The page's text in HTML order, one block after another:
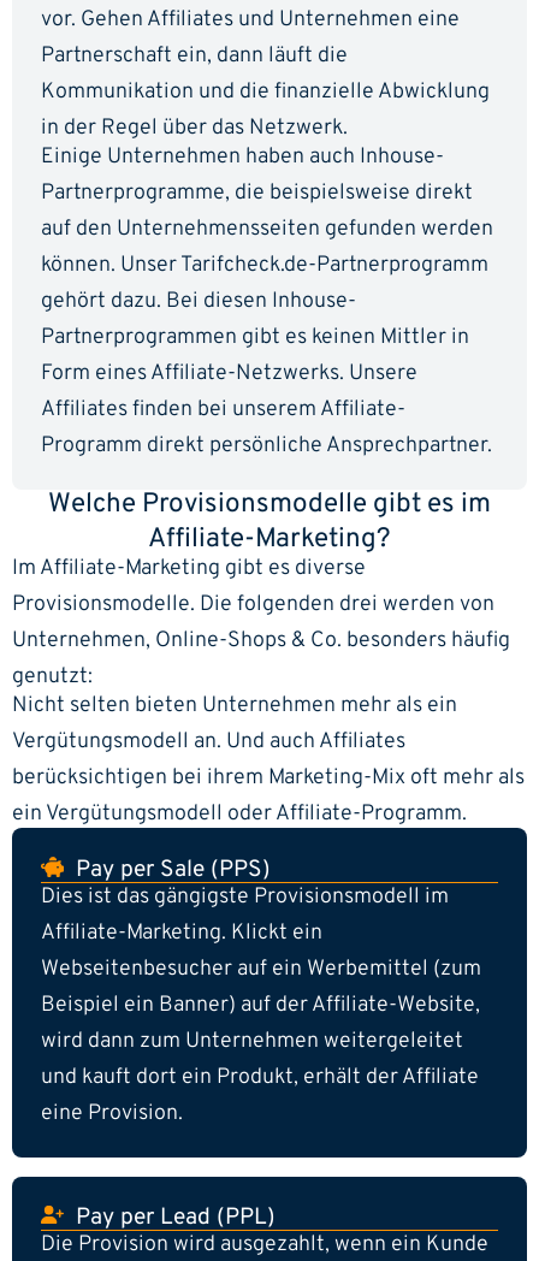
vor. Gehen Affiliates und Unternehmen eine
Partnerschaft ein, dann läuft die
Kommunikation und die finanzielle Abwicklung
in der Regel über das Netzwerk.
Einige Unternehmen haben auch Inhouse-
Partnerprogramme, die beispielsweise direkt
auf den Unternehmensseiten gefunden werden
können. Unser Tarifcheck.de-Partnerprogramm
gehört dazu. Bei diesen Inhouse-
Partnerprogrammen gibt es keinen Mittler in
Form eines Affiliate-Netzwerks. Unsere
Affiliates finden bei unserem Affiliate-
Programm direkt persönliche Ansprechpartner.
Welche Provisionsmodelle gibt es im
Affiliate-Marketing?
Im Affiliate-Marketing gibt es diverse
Provisionsmodelle. Die folgenden drei werden von
Unternehmen, Online-Shops & Co. besonders häufig
genutzt:
Nicht selten bieten Unternehmen mehr als ein
Vergütungsmodell an. Und auch Affiliates
berücksichtigen bei ihrem Marketing-Mix oft mehr als
ein Vergütungsmodell oder Affiliate-Programm.
Pay per Sale (PPS)
Dies ist das gängigste Provisionsmodell im
Affiliate-Marketing. Klickt ein
Webseitenbesucher auf ein Werbemittel (zum
Beispiel ein Banner) auf der Affiliate-Website,
wird dann zum Unternehmen weitergeleitet
und kauft dort ein Produkt, erhält der Affiliate
eine Provision.
Pay per Lead (PPL)
Die Provision wird ausgezahlt, wenn ein Kunde